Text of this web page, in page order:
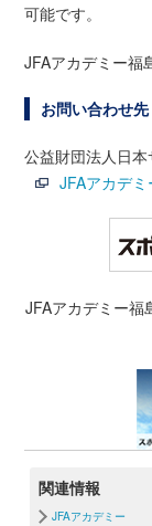
可能です。
JFAアカデミー福
お問い合わせ先
公益財団法人日
JFAアカデ
JFAアカデミー福
関連情報
JFAアカデミー